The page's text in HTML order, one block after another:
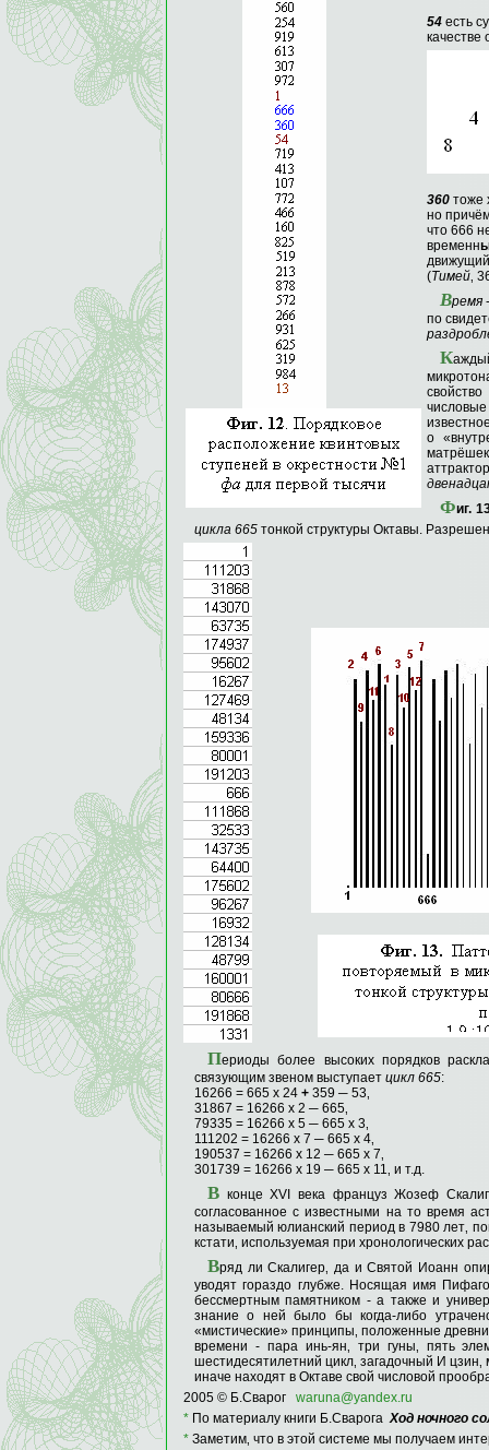
54 есть
360 тоже
но
что 666
временн
(Тимей‚
Время
по
К
о
Фиг.
цикла 665 тонкой структуры Октавы.
Периоды более высоких порядков
связующим звеном выступает цикл 665:
16266 = 665 х 24 + 359 ─ 53‚
31867 = 16266 х 2 ─ 665‚
79335 = 16266 х 5 ─ 665 х 3‚
111202 = 16266 х 7 ─ 665 х 4‚
190537 = 16266 х 12 ─ 665 х 7‚
301739 = 16266 х 19 ─ 665 х 11‚ и т.д.
В конце XVI века француз Жозеф
согласованное с известными на то время
называемый юлианский период в 7980 лет‚
кстати‚ используемая при хронологических
Вряд ли Скалигер‚ да и Святой Иоанн
уводят гораздо глубже. Носящая имя
бессмертным памятником - а также и
знание о ней было бы когда-либо
«мистические» принципы‚ положенные
времени - пара инь-ян‚ три гуны‚ пять
шестидесятилетний цикл‚ загадочный И
иначе находят в Октаве свой числовой
2005 © Б.Сварог waruna@yandex.ru
* По материалу книги Б.СварогаХод ночного
* Заметим‚ что в этой системе мы получаем